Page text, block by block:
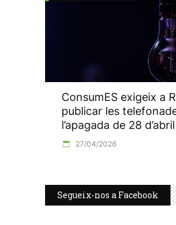
ConsumES exigeix a
publicar les
l’apagada de 28 d’abril
27/04/2026
Segueix-nos a Facebook